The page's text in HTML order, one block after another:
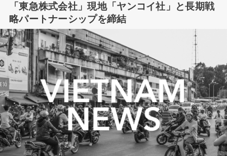
「東急株式会社」現地「ヤンコイ社」と長期戦
略パートナーシップを締結